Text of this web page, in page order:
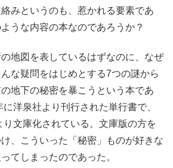
みというのも、惹かれる要素であ
うな内容の本なのであろうか？
地図を表しているはずなのに、なぜ
な疑問をはじめとする7つの謎から
地下の秘密を暴こうという本であ
洋泉社より刊行された単行書で、
文庫化されている。文庫版の方を
、こういった「秘密」ものが好きな
てしまったのであった。